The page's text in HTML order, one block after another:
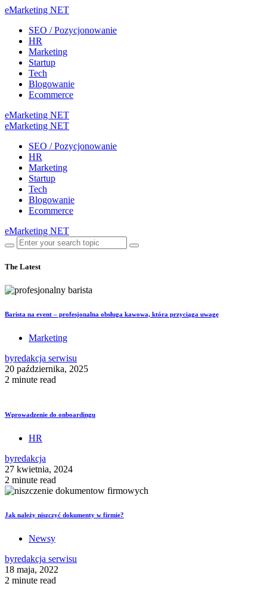
eMarketing NET
SEO / Pozycjonowanie
HR
Marketing
Startup
Tech
Blogowanie
Ecommerce
eMarketing NET
eMarketing NET
SEO / Pozycjonowanie
HR
Marketing
Startup
Tech
Blogowanie
Ecommerce
eMarketing NET
The Latest
Barista na event – profesjonalna obsługa kawowa, która przyciąga uwagę
Marketing
byredakcja serwisu
20 października, 2025
2 minute read
Wprowadzenie do onboardingu
HR
byredakcja
27 kwietnia, 2024
2 minute read
Jak należy niszczyć dokumenty w firmie?
Newsy
byredakcja serwisu
18 maja, 2022
2 minute read